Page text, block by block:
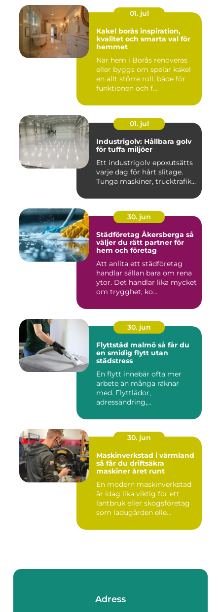
01. jul
Kakel borås inspiration,
kvalitet och smarta val för
hemmet
När hem i Borås renoveras
eller byggs om spelar kakel
en allt större roll, både för
funktionen och f...
01. jul
Industrigolv: Hållbara golv
för tuffa miljöer
Ett industrigolv epoxutsätts
varje dag för hårt slitage.
Tunga maskiner, trucktrafik...
30. jun
Städföretag Åkersberga så
väljer du rätt partner för
hem och företag
Att anlita ett städföretag
handlar sällan bara om rena
ytor. Det handlar lika mycket
om trygghet, ko...
30. jun
Flyttstäd malmö så får du
en smidig flytt utan
städstress
En flytt innebär ofta mer
arbete än många räknar
med. Flyttlådor,
adressändring,
30. jun
Maskinverkstad i värmland
så får du driftsäkra
maskiner året runt
En modern maskinverkstad
är idag lika viktig för ett
lantbruk eller skogsföretag
som ladugården elle...
Adress